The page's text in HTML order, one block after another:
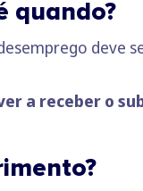
quando?
deve
a receber o